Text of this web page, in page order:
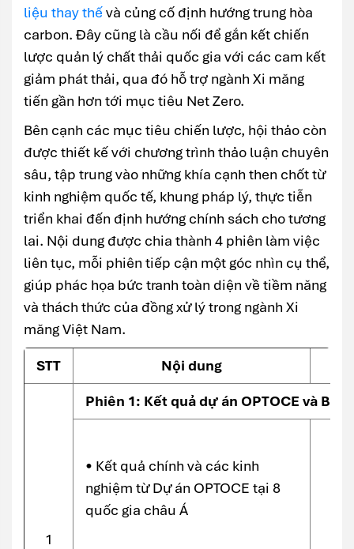
liệu thay thếvà củng cố định hướng trung hòa
carbon. Đây cũng là cầu nối để gắn kết chiến
lược quản lý chất thải quốc gia với các cam kết
giảm phát thải, qua đó hỗ trợ ngành Xi măng
tiến gần hơn tới mục tiêu Net Zero.
Bên cạnh các mục tiêu chiến lược, hội thảo còn
được thiết kế với chương trình thảo luận chuyên
sâu, tập trung vào những khía cạnh then chốt từ
kinh nghiệm quốc tế, khung pháp lý, thực tiễn
triển khai đến định hướng chính sách cho tương
lai. Nội dung được chia thành 4 phiên làm việc
liên tục, mỗi phiên tiếp cận một góc nhìn cụ thể,
giúp phác họa bức tranh toàn diện về tiềm năng
và thách thức của đồng xử lý trong ngành Xi
măng Việt Nam.
STT
Nội dung
1
Phiên 1: Kết quả dự án OPTOCE và Bài
• Kết quả chính và các kinh
nghiệm từ Dự án OPTOCE tại 8
quốc gia châu Á